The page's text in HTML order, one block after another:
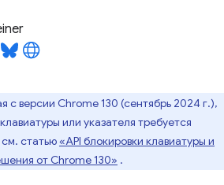
с версии Chrome 130 (сентябрь 2024 г.),
или указателя требуется
статью«API блокировки клавиатуры и
от Chrome 130» .